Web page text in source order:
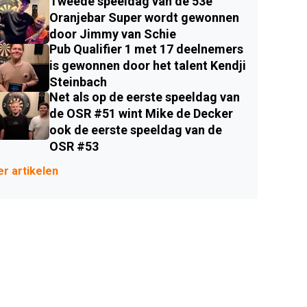
Oranjebar Super wordt gewonnen
door Jimmy van Schie
Pub Qualifier 1 met 17 deelnemers
is gewonnen door het talent Kendji
Steinbach
Net als op de eerste speeldag van
de OSR #51 wint Mike de Decker
ook de eerste speeldag van de
OSR #53
artikelen